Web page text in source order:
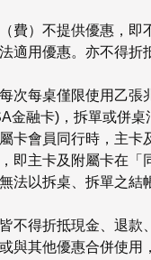
費）不提供優惠，即
適用優惠。亦不得折
次每桌僅限使用乙張
金融卡)，拆單或併桌
卡會員同行時，主卡
即主卡及附屬卡在「
法以拆桌、拆單之結
不得折抵現金、退款
與其他優惠合併使用